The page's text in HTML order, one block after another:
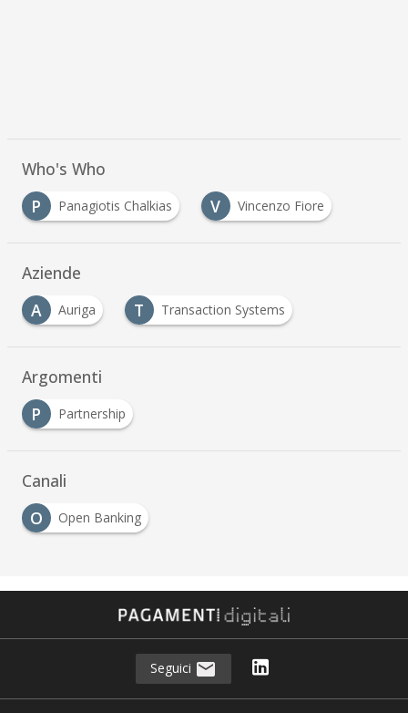
Who's Who
P
Panagiotis Chalkias V Vincenzo Fiore
Aziende
A
Auriga T Transaction Systems
Argomenti
P
Partnership
Canali
O
Open Banking
Seguici